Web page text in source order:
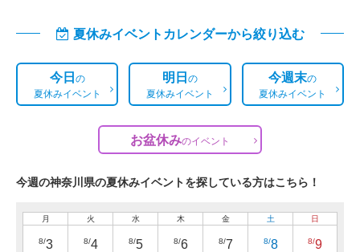
夏休みイベントカレンダーから絞り込む
今日の
夏休みイベント
明日の
夏休みイベント
今週末の
夏休みイベント
お盆休みのイベント
今週の神奈川県の夏休みイベントを探している方はこちら！
月
8/3
火
8/4
水
8/5
木
8/6
金
8/7
土
8/8
日
8/9